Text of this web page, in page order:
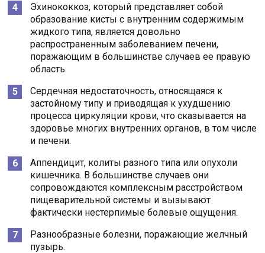
Эхинококкоз, который представляет собой
образование кисты с внутренним содержимым
жидкого типа, является довольно
распространенным заболеванием печени,
поражающим в большинстве случаев ее правую
область.
Сердечная недостаточность, относящаяся к
застойному типу и приводящая к ухудшению
процесса циркуляции крови, что сказывается на
здоровье многих внутренних органов, в том числе
и печени.
Аппендицит, колиты разного типа или опухоли
кишечника. В большинстве случаев они
сопровождаются комплексным расстройством
пищеварительной системы и вызывают
фактически нестерпимые болевые ощущения.
Разнообразные болезни, поражающие желчный
пузырь.